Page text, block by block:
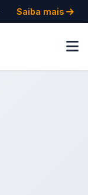
Saiba mais